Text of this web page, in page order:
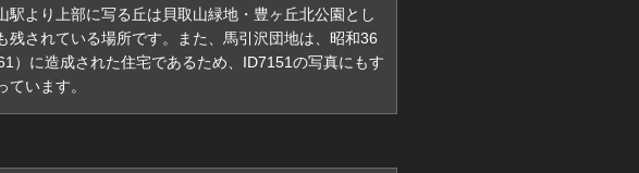
駅より上部に写る丘は貝取山緑地・豊ヶ丘北公園とし
残されている場所です。また、馬引沢団地は、昭和36
）に造成された住宅であるため、ID7151の写真にもす
ています。